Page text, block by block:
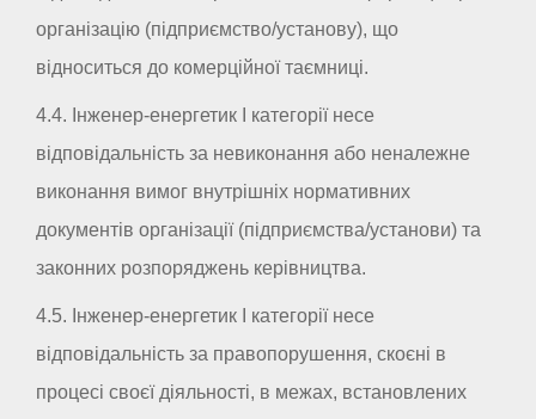
організацію (підприємство/установу), що
відноситься до комерційної таємниці.
4.4. Інженер-енергетик I категорії несе
відповідальність за невиконання або неналежне
виконання вимог внутрішніх нормативних
документів організації (підприємства/установи) та
законних розпоряджень керівництва.
4.5. Інженер-енергетик I категорії несе
відповідальність за правопорушення, скоєні в
процесі своєї діяльності, в межах, встановлених